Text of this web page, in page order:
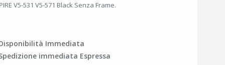
V5-531 V5-571 Black Senza Frame.
Immediata
immediata Espressa